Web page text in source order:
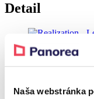
Naša webstránka
Detail